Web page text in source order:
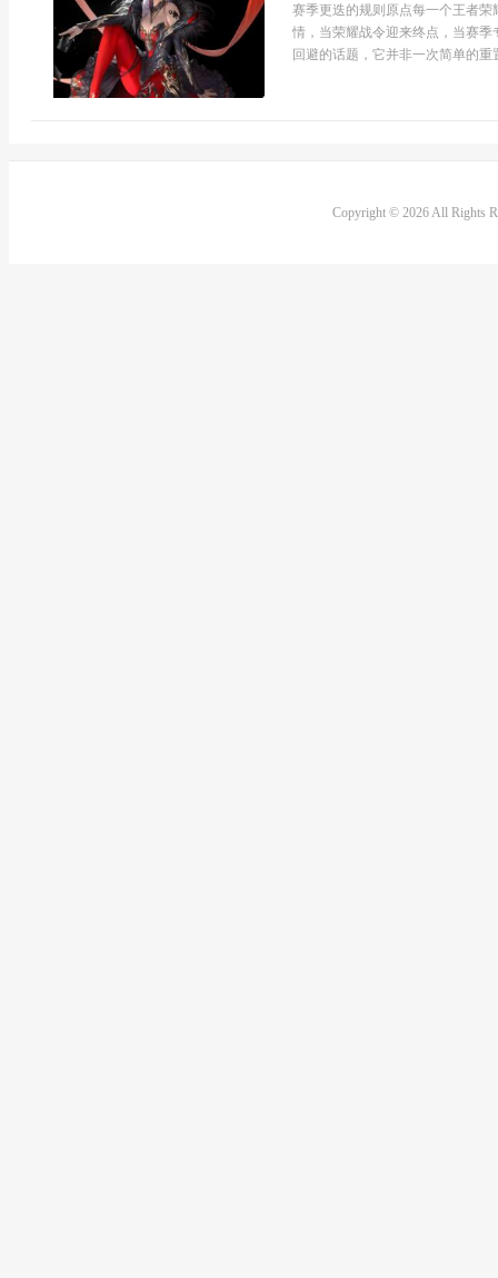
赛季更迭的规则原点每一个王者
情，当荣耀战令迎来终点，当赛
回避的话题，它并非一次简单的
Copyright © 2026 All Rights